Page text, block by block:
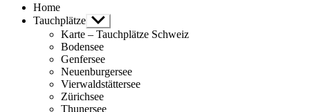
Home
Tauchplätze Untermenü
anzeigen
Karte – Tauchplätze Schweiz
Bodensee
Genfersee
Neuenburgersee
Vierwaldstättersee
Zürichsee
Thunersee